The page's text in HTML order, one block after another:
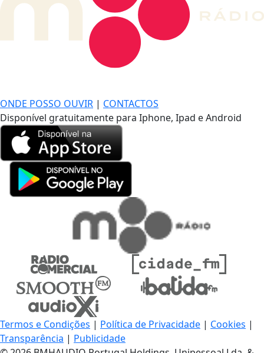
ONDE POSSO OUVIR | CONTACTOS
Disponível gratuitamente para Iphone, Ipad e Android
Termos e Condições | Política de Privacidade | Cookies |
Transparência | Publicidade